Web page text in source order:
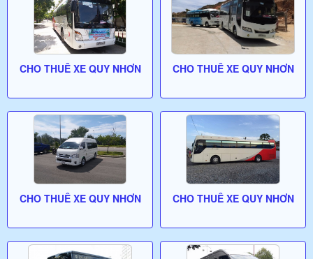
CHO THUÊ XE QUY NHƠN CHO THUÊ XE QUY NHƠN
CHO THUÊ XE QUY NHƠN CHO THUÊ XE QUY NHƠN